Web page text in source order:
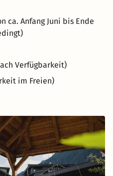
ca. Anfang Juni bis Ende
Verfügbarkeit)
im Freien)